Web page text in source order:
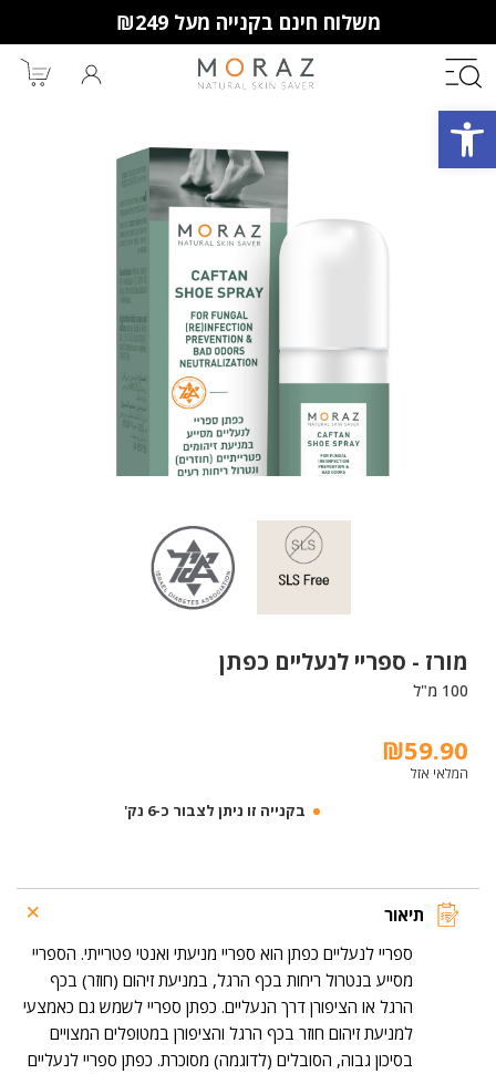
משלוח חינם בקנייה מעל ₪249
חברי מועדון מורז נהנים יותר!
מבצעים שווים
וצבירת נקודות למימוש בקניות
הבאות.
מורז - ספריי לנעליים כפתן
100 מ"ל
₪59.90
המלאי אזל
בקנייה זו ניתן לצבור כ-6 נק'
תיאור
ספריי לנעליים כפתן הוא ספריי מניעתי ואנטי פטרייתי. הספריי
מסייע בנטרול ריחות בכף הרגל, במניעת זיהום (חוזר) בכף
הרגל או הציפורן דרך הנעליים. כפתן ספריי לשמש גם כאמצעי
למניעת זיהום חוזר בכף הרגל והציפורן במטופלים המצויים
בסיכון גבוה, הסובלים (לדוגמה) מסוכרת. כפתן ספריי לנעליים
פתח סרגל נגישות